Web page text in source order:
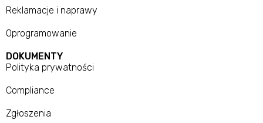
Reklamacje i naprawy
Oprogramowanie
DOKUMENTY
Polityka prywatności
Compliance
Zgłoszenia